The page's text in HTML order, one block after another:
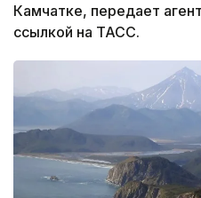
Камчатке, передает
ссылкой на ТАСС.